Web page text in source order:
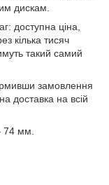
дискам.
доступна ціна,
кілька тисяч
такий самий
замовлення
доставка на всій
74 мм.